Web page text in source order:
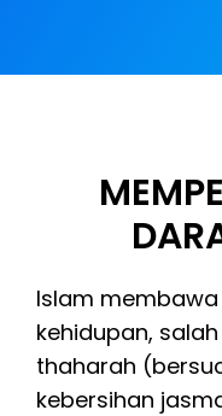
Islam
kehidupan,
thaharah
kebersihan